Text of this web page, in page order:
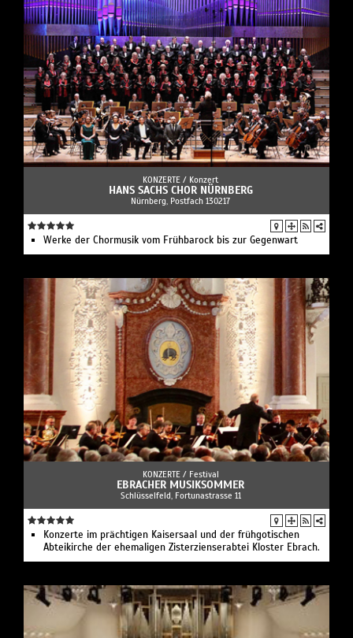
KONZERTE / Konzert
HANS SACHS CHOR NÜRNBERG
Nürnberg, Postfach 130217
Werke der Chormusik vom Frühbarock bis zur Gegenwart
KONZERTE / Festival
EBRACHER MUSIKSOMMER
Schlüsselfeld, Fortunastrasse 11
Konzerte im prächtigen Kaisersaal und der frühgotischen
Abteikirche der ehemaligen Zisterzienserabtei Kloster Ebrach.